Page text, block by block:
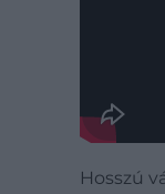
Hosszú